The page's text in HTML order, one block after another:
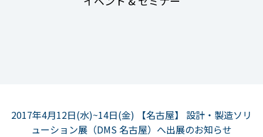
2017年4月12日(水)~14日(金) 【名古屋】 設計・製造ソリ
ューション展（DMS 名古屋）へ出展のお知らせ